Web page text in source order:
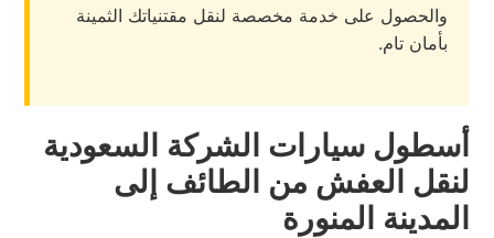
والحصول على خدمة مخصصة لنقل مقتنياتك الثمينة
بأمان تام.
أسطول سيارات الشركة السعودية
لنقل العفش من الطائف إلى
المدينة المنورة